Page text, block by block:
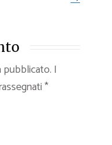
pubblicato. I
*